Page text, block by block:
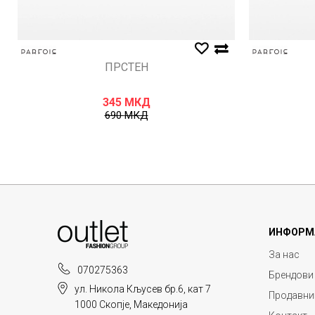
ПРСТЕН
345 МКД
690МКД
070275363
ул. Никола Кљусев бр.6, кат 7
1000 Скопје, Македонија
За нас
Брендови